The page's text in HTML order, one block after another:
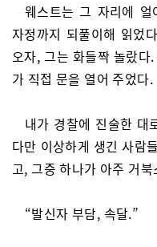
웨스트는 그 자리에
자정까지 되풀이해 읽었
오자, 그는 화들짝 놀랐다
가 직접 문을 열어 주었다.
내가 경찰에 진술한 대
다만 이상하게 생긴 사람
고, 그중 하나가 아주 거
“발신자 부담, 속달.”